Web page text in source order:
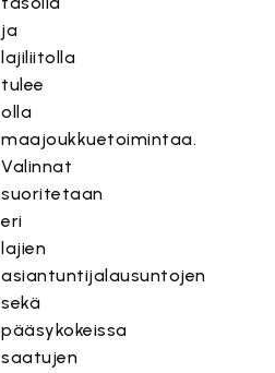
ja
lajiliitolla
tulee
olla
maajoukkuetoimintaa.
Valinnat
suoritetaan
eri
lajien
asiantuntijalausuntojen
sekä
pääsykokeissa
saatujen